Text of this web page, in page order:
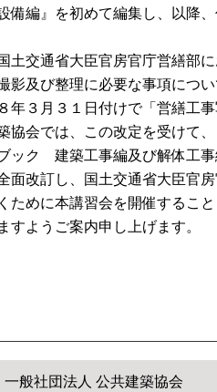
編』を初めて編集し、以降
交通省大臣官房官庁営繕部
影及び整理に必要な事項に
年３月３１日付けで「営繕
協会では、この改定を受けて
ック 建築工事編及び解体
面改訂し、国土交通省大臣官
ために本講習会を開催するこ
ようご案内申し上げます。
一般社団法人 公共建築協会